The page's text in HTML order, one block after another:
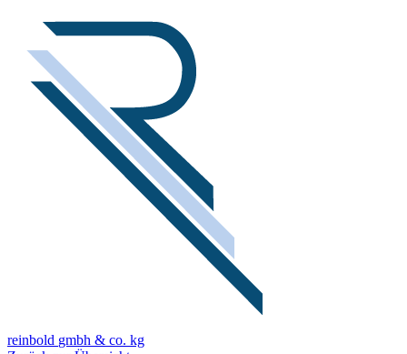
reinbold gmbh & co. kg